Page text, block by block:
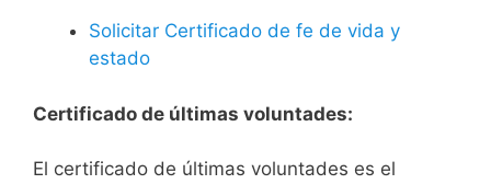
Solicitar Certificado de fe de vida y
estado
Certificado de últimas voluntades:
El certificado de últimas voluntades es el